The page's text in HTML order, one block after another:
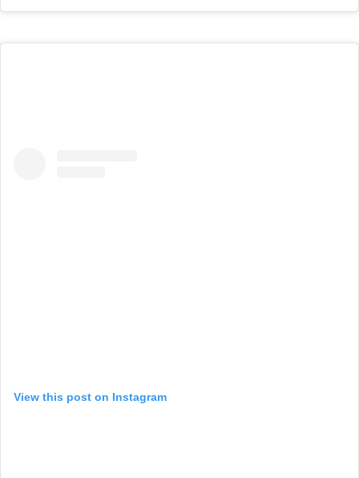
View this post on Instagram